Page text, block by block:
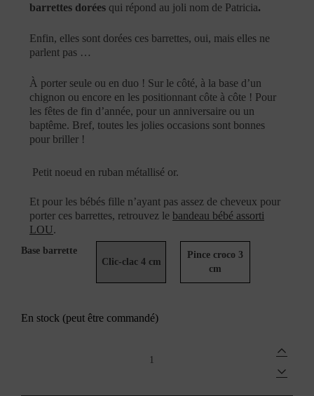
barrettes dorées qui répond au joli nom de Patricia.
Enfin, elles sont dorées ces barrettes, oui, mais elles ne
parlent pas …
À porter seule ou en duo ! Sur le côté, à la base d’un
chignon ou encore en les positionnant côte à côte ! Pour
les fêtes de fin d’année, pour un anniversaire ou un
baptême. Bref, toutes les jolies occasions sont bonnes
pour briller !
Petit noeud en ruban métallisé or.
Et pour les bébés fille n’ayant pas assez de cheveux pour
porter ces barrettes, retrouvez le bandeau bébé assorti
LOU.
Base barrette
Clic-clac 4 cm
Pince croco 3
cm
En stock (peut être commandé)